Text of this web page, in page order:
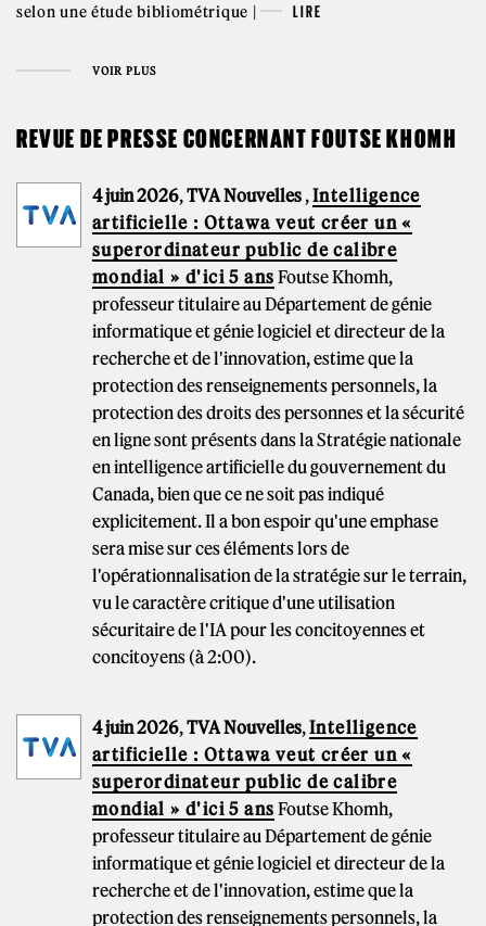
selon une étude bibliométrique | LIRE
VOIR PLUS
REVUE DE PRESSE CONCERNANT FOUTSE KHOMH
4 juin 2026,TVA Nouvelles ,Intelligence
artificielle : Ottawa veut créer un «
superordinateur public de calibre
mondial » d'ici 5 ans Foutse Khomh,
professeur titulaire au Département de génie
informatique et génie logiciel et directeur de la
recherche et de l'innovation, estime que la
protection des renseignements personnels, la
protection des droits des personnes et la sécurité
en ligne sont présents dans la Stratégie nationale
en intelligence artificielle du gouvernement du
Canada, bien que ce ne soit pas indiqué
explicitement. Il a bon espoir qu'une emphase
sera mise sur ces éléments lors de
l'opérationnalisation de la stratégie sur le terrain,
vu le caractère critique d'une utilisation
sécuritaire de l'IA pour les concitoyennes et
concitoyens (à 2:00).
4 juin 2026,TVA Nouvelles,Intelligence
artificielle : Ottawa veut créer un «
superordinateur public de calibre
mondial » d'ici 5 ans Foutse Khomh,
professeur titulaire au Département de génie
informatique et génie logiciel et directeur de la
recherche et de l'innovation, estime que la
protection des renseignements personnels, la